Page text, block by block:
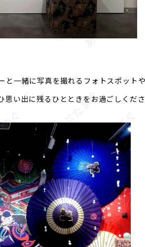
一緒に写真を撮れるフォトスポット
い出に残るひとときをお過ごしくださ